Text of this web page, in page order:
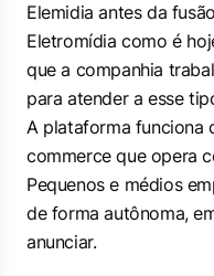
Elemidia antes da
Eletromídia como é
que a companhia
para atender a esse
A plataforma funciona
commerceque opera
Pequenos e médios
de forma autônoma,
anunciar.